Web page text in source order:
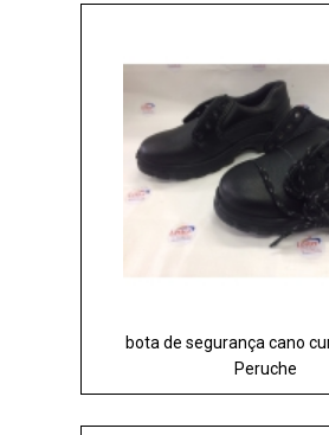
bota de segurança cano
Peruche